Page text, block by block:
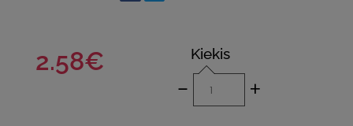
2.58€ Kiekis
- +